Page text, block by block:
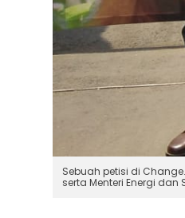
Sebuah petisi di
serta Menteri Energi